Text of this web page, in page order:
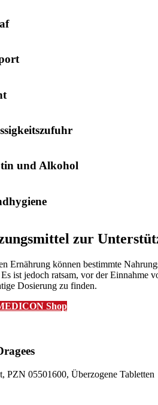
und Alkohol
zur
Ernährung können bestimmte
ist jedoch ratsam, vor der Einnahme
Dosierung zu finden.
Shop
PZN 05501600, Überzogene Tabletten